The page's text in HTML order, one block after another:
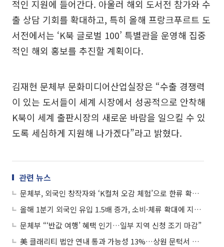
적인 지원에 들어간다. 아울러 해외 도서전 참가와 수
출 상담 기회를 확대하고, 특히 올해 프랑크푸르트 도
서전에서는 ‘K북 글로벌 100’ 특별관을 운영해 집중
적인 해외 홍보를 추진할 계획이다.
김재현 문체부 문화미디어산업실장은 “수출 경쟁력
이 있는 도서들이 세계 시장에서 성공적으로 안착해
K북이 세계 출판시장의 새로운 바람을 일으킬 수 있
도록 세심하게 지원해 나가겠다”라고 밝혔다.
관련 뉴스
문체부, 외국인 창작자와 ‘K컬처 오감 체험’으로 한류 확장한다
올해 1분기 외국인 유입 1.5배 증가, 소비·체류 확대에 지역관광 상승 흐름
문체부 “‘반값 여행’ 혜택 인기…일부 지역 신청 조기 마감”
美 클래리티 법안 연내 통과 가능성 13%…상원 문턱서 제동